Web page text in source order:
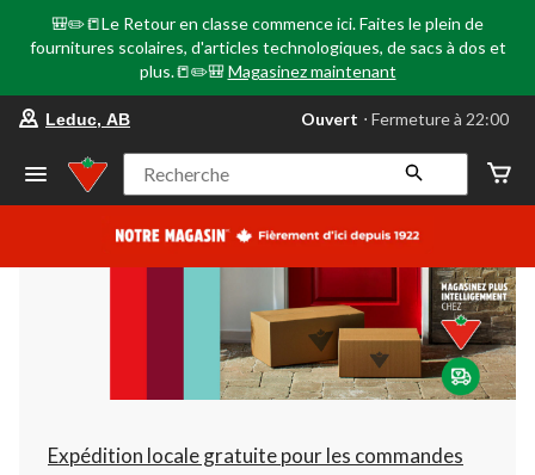
🎒✏️📒Le Retour en classe commence ici. Faites le plein de
fournitures scolaires, d'articles technologiques, de sacs à dos et
plus.📒✏️🎒 Magasinez maintenant
votre
préféré
Leduc,
AB,
courament
Fermeture
à
22:00
cliquer
pour
changer
Leduc, AB Ouvert ⋅ Fermeture à 22:00
Recherche
Expédition locale gratuite pour les commandes